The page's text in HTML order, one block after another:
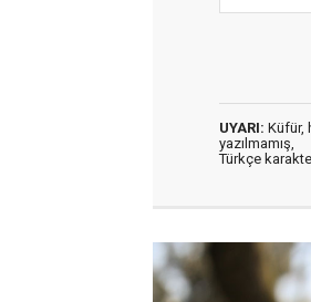
UYARI: Küfür,
yazılmamış,
Türkçe